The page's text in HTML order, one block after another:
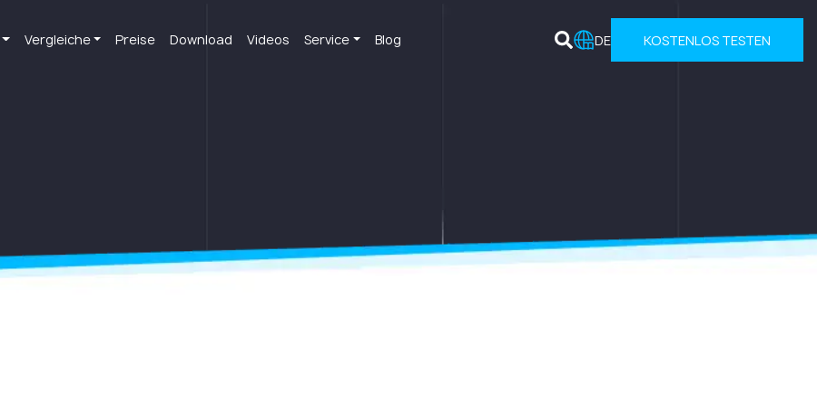
Vergleiche Preise Download Videos Service Blog DE KOSTENLOS TESTEN